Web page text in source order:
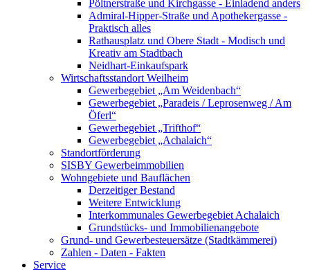
Pöltnerstraße und Kirchgasse - Einladend anders
Admiral-Hipper-Straße und Apothekergasse -
Praktisch alles
Rathausplatz und Obere Stadt - Modisch und
Kreativ am Stadtbach
Neidhart-Einkaufspark
Wirtschaftsstandort Weilheim
Gewerbegebiet „Am Weidenbach“
Gewerbegebiet „Paradeis / Leprosenweg / Am
Öferl“
Gewerbegebiet „Trifthof“
Gewerbegebiet „Achalaich“
Standortförderung
SISBY Gewerbeimmobilien
Wohngebiete und Bauflächen
Derzeitiger Bestand
Weitere Entwicklung
Interkommunales Gewerbegebiet Achalaich
Grundstücks- und Immobilienangebote
Grund- und Gewerbesteuersätze (Stadtkämmerei)
Zahlen - Daten - Fakten
Service